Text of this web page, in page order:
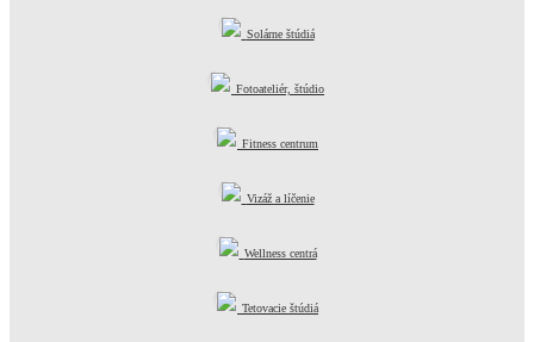
Solárne štúdiá
Fotoateliér, štúdio
Fitness centrum
Vizáž a líčenie
Wellness centrá
Tetovacie štúdiá